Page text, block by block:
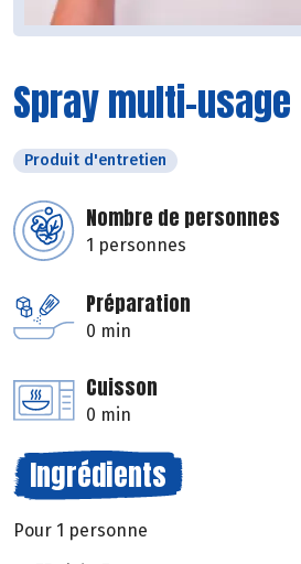
Spray multi-usage
Produit d'entretien
Nombre de personnes
1 personnes
Préparation
0 min
Cuisson
0 min
Ingrédients
Pour 1 personne